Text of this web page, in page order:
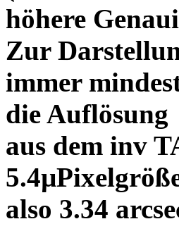
höhere
Zur
immer
die Auflösung
aus dem inv
also 3.34